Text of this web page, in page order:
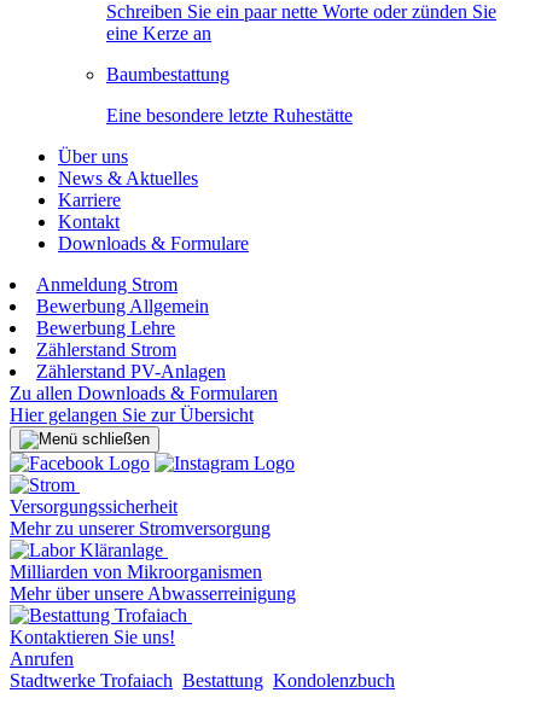
Schreiben Sie ein paar nette Worte oder zünden Sie
eine Kerze an
Baumbestattung
Eine besondere letzte Ruhestätte
Über uns
News & Aktuelles
Karriere
Kontakt
Downloads & Formulare
Anmeldung Strom
Bewerbung Allgemein
Bewerbung Lehre
Zählerstand Strom
Zählerstand PV-Anlagen
Zu allen Downloads & Formularen
Hier gelangen Sie zur Übersicht
Versorgungssicherheit
Mehr zu unserer Stromversorgung
Milliarden von Mikroorganismen
Mehr über unsere Abwasserreinigung
Kontaktieren Sie uns!
Anrufen
Stadtwerke Trofaiach Bestattung Kondolenzbuch